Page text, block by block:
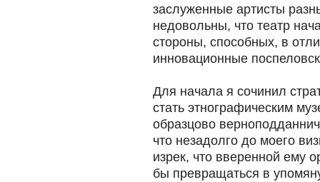
заслуженные артисты
недовольны, что театр
стороны, способных, в
инновационные
Для начала я сочинил
стать этнографическим
образцово
что незадолго до моего
изрек, что вверенной ему
бы превращаться в